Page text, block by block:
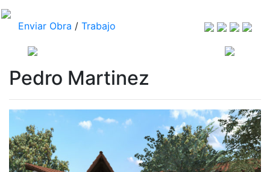
Enviar Obra / Trabajo
Pedro Martinez